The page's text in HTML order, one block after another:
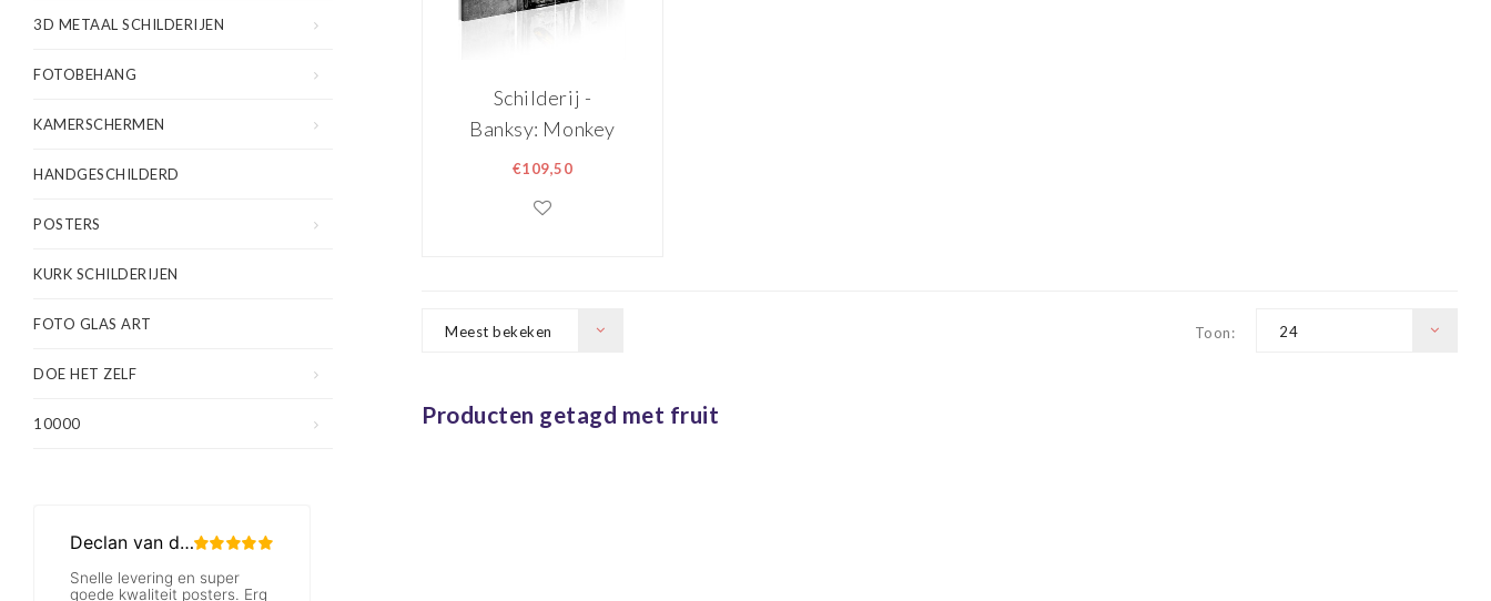
3D METAAL SCHILDERIJEN
FOTOBEHANG
KAMERSCHERMEN
HANDGESCHILDERD
POSTERS
KURK SCHILDERIJEN
FOTO GLAS ART
DOE HET ZELF
10000
Schilderij -
Banksy: Monkey
with Frame
€109,50
Meest bekeken Toon: 24
Producten getagd met fruit